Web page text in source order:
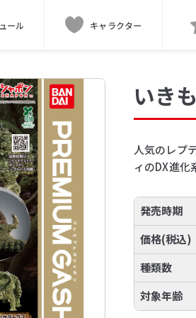
ール キャラクター
いき
人気のレプ
ィのDX進
発売時期
価格(税込)
種類数
対象年齢